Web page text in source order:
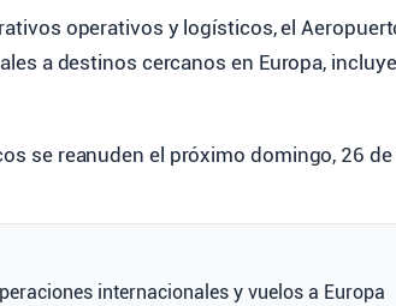
operativos y logísticos, el
a destinos cercanos en Europa,
se reanuden el próximo domingo, 26
internacionales y vuelos a Europa